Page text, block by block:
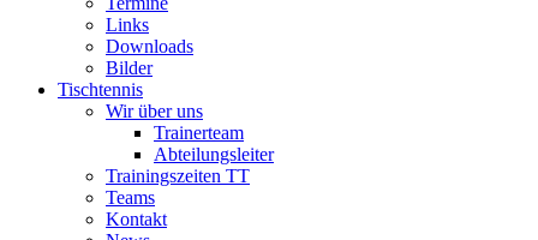
Links
Downloads
Bilder
Tischtennis
Wir über uns
Trainerteam
Abteilungsleiter
Trainingszeiten TT
Teams
Kontakt